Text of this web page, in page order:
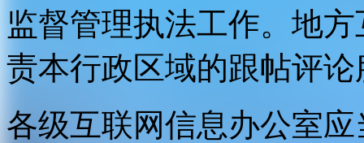
监督管理执法工作。地
责本行政区域的跟帖评
各级互联网信息办公室